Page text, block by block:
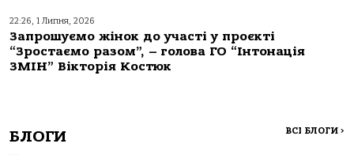
22:26, 1 Липня, 2026
Запрошуємо жінок до участі у проєкті
“Зростаємо разом”, – голова ГО “Інтонація
ЗМІН” Вікторія Костюк
БЛОГИ ВСІ БЛОГИ >